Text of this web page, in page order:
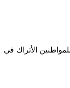
الأتراك في